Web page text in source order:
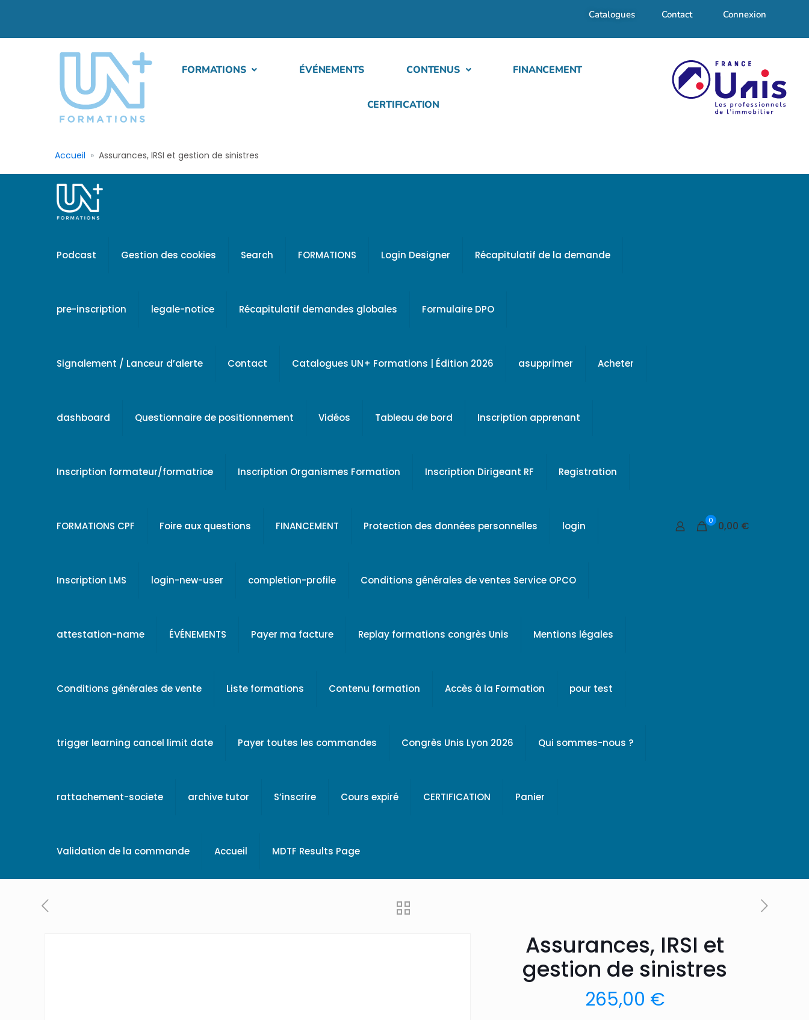
Catalogues Contact Connexion
FORMATIONS ÉVÉNEMENTS CONTENUS FINANCEMENT
CERTIFICATION
Accueil Assurances, IRSI et gestion de sinistres
Podcast Gestion des cookies Search FORMATIONS Login Designer Récapitulatif de la demande
pre-inscription legale-notice Récapitulatif demandes globales Formulaire DPO
Signalement / Lanceur d’alerte Contact Catalogues UN+ Formations | Édition 2026 asupprimer Acheter
dashboard Questionnaire de positionnement Vidéos Tableau de bord Inscription apprenant
Inscription formateur/formatrice Inscription Organismes Formation Inscription Dirigeant RF Registration
FORMATIONS CPF Foire aux questions FINANCEMENT Protection des données personnelles login
Inscription LMS login-new-user completion-profile Conditions générales de ventes Service OPCO
attestation-name ÉVÉNEMENTS Payer ma facture Replay formations congrès Unis Mentions légales
Conditions générales de vente Liste formations Contenu formation Accès à la Formation pour test
trigger learning cancel limit date Payer toutes les commandes Congrès Unis Lyon 2026 Qui sommes-nous ?
rattachement-societe archive tutor S’inscrire Cours expiré CERTIFICATION Panier
Validation de la commande Accueil MDTF Results Page
0 0,00 €
Assurances, IRSI et
gestion de sinistres
265,00 €